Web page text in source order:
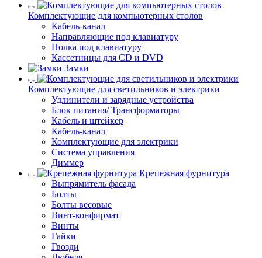
Комплектующие для компьютерных столов
Кабель-канал
Направляющие под клавиатуру
Полка под клавиатуру
Кассетницы для CD и DVD
Замки
Комплектующие для светильников и электрики
Удлинители и зарядные устройства
Блок питания/ Трансформаторы
Кабель и штейкер
Кабель-канал
Комплектующие для электрики
Система управления
Диммер
Крепежная фурнитура
Выпрямитель фасада
Болты
Болты весовые
Винт-конфирмат
Винты
Гайки
Гвозди